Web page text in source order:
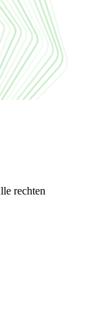
rechten